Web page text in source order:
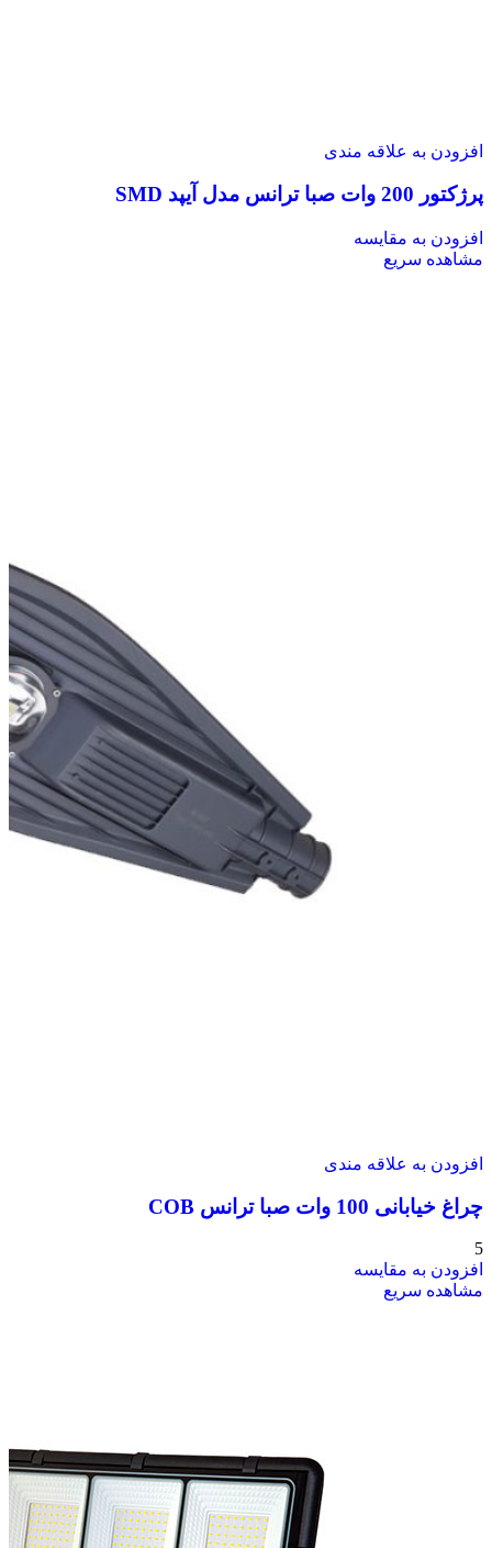
افزودن به علاقه مندی
پرژکتور 200 وات صبا ترانس مدل آیپد SMD
افزودن به مقایسه
مشاهده سریع
افزودن به علاقه مندی
چراغ خیابانی 100 وات صبا ترانس COB
5
افزودن به مقایسه
مشاهده سریع